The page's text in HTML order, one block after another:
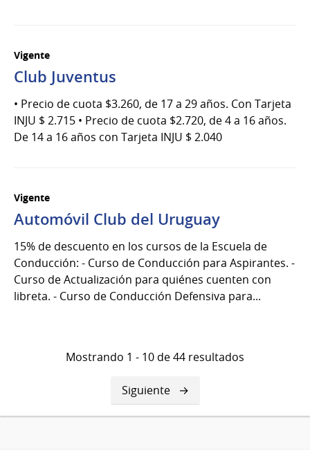
Vigente
Club Juventus
• Precio de cuota $3.260, de 17 a 29 años. Con Tarjeta
INJU $ 2.715 • Precio de cuota $2.720, de 4 a 16 años.
De 14 a 16 años con Tarjeta INJU $ 2.040
Vigente
Automóvil Club del Uruguay
15% de descuento en los cursos de la Escuela de
Conducción: - Curso de Conducción para Aspirantes. -
Curso de Actualización para quiénes cuenten con
libreta. - Curso de Conducción Defensiva para...
Mostrando 1 - 10 de 44 resultados
Siguiente
página
Siguiente